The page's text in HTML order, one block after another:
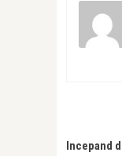
Incepand